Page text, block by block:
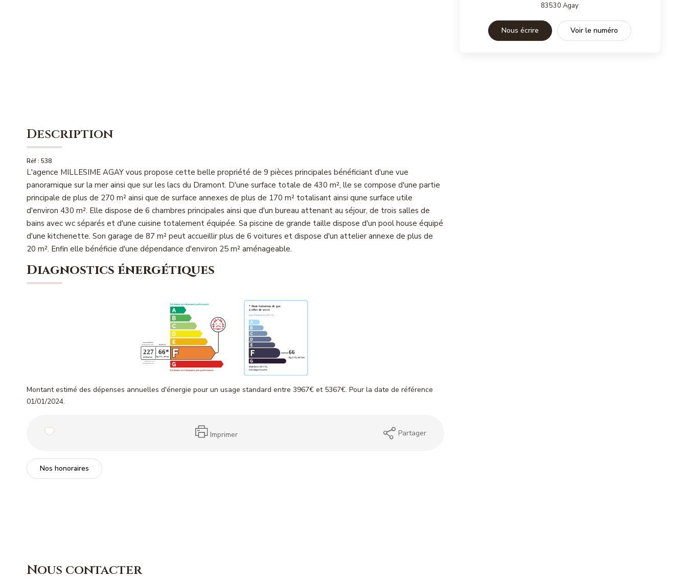
Description
Réf : 538
L'agence MILLESIME AGAY vous propose cette belle propriété de 9 pièces principales bénéficiant d'une vue
panoramique sur la mer ainsi que sur les lacs du Dramont. D'une surface totale de 430 m², lle se compose d'une partie
principale de plus de 270 m² ainsi que de surface annexes de plus de 170 m² totalisant ainsi qune surface utile
d'environ 430 m². Elle dispose de 6 chambres principales ainsi que d'un bureau attenant au séjour, de trois salles de
bains avec wc séparés et d'une cuisine totalement équipée. Sa piscine de grande taille dispose d'un pool house équipé
d'une kitchenette. Son garage de 87 m² peut accueillir plus de 6 voitures et dispose d'un attelier annexe de plus de
20 m². Enfin elle bénéficie d'une dépendance d'environ 25 m² aménageable.
Diagnostics énergétiques
Montant estimé des dépenses annuelles d'énergie pour un usage standard entre 3967€ et 5367€. Pour la date de référence
01/01/2024.
Imprimer Partager
Nos honoraires
83530Agay
Nous écrire Voir le numéro
Nous contacter